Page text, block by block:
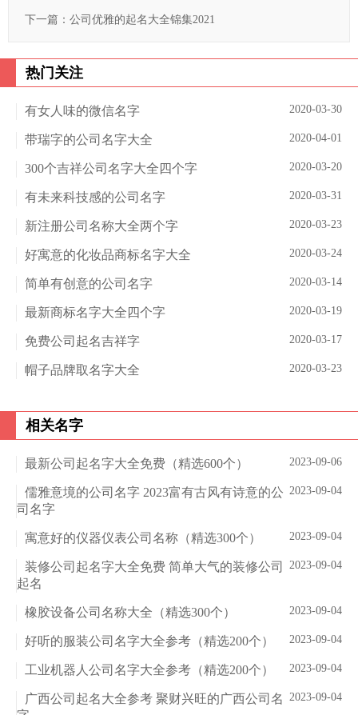
下一篇： 公司优雅的起名大全锦集2021
热门关注
2020-03-30
有女人味的微信名字
2020-04-01
带瑞字的公司名字大全
2020-03-20
300个吉祥公司名字大全四个字
2020-03-31
有未来科技感的公司名字
2020-03-23
新注册公司名称大全两个字
2020-03-24
好寓意的化妆品商标名字大全
2020-03-14
简单有创意的公司名字
2020-03-19
最新商标名字大全四个字
2020-03-17
免费公司起名吉祥字
2020-03-23
帽子品牌取名字大全
相关名字
2023-09-06
最新公司起名字大全免费（精选600个）
2023-09-04
儒雅意境的公司名字 2023富有古风有诗意的公
司名字
2023-09-04
寓意好的仪器仪表公司名称（精选300个）
2023-09-04
装修公司起名字大全免费 简单大气的装修公司
起名
2023-09-04
橡胶设备公司名称大全（精选300个）
2023-09-04
好听的服装公司名字大全参考（精选200个）
2023-09-04
工业机器人公司名字大全参考（精选200个）
2023-09-04
广西公司起名大全参考 聚财兴旺的广西公司名